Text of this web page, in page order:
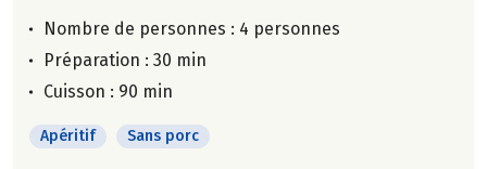
Nombre de personnes : 4 personnes
Préparation : 30 min
Cuisson : 90 min
Apéritif Sans porc